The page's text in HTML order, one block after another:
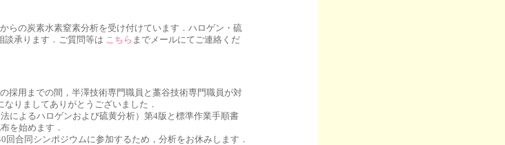
らの炭素水素窒素分析を受け付けています．ハロゲン・硫
談承ります．ご質問等は こちら までメールにてご連絡くだ
採用までの間，半澤技術専門職員と藁谷技術専門職員が対
りましてありがとうございました．
によるハロゲンおよび硫黄分析）第4版と標準作業手順書
を始めます．
回合同シンポジウムに参加するため，分析をお休みします．